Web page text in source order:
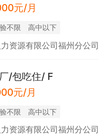
元/月
不限 高中以下
资源有限公司福州分公司
/包吃住/ F
元/月
不限 高中以下
资源有限公司福州分公司